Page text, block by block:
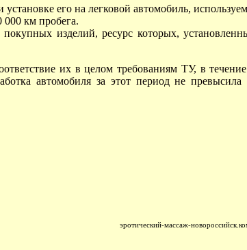
его на легковой автомобиль,
000 км пробега.
изделий, ресурс которых,
их в целом требованиям ТУ, в
автомобиля за этот период не
эротический-массаж-